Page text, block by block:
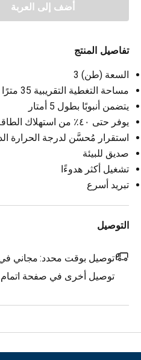
أضف إلى العربة
تفاصيل المنتج
السعة (طن) 3
مساحة التغطية التقريبية 35 مترًا مربعًا
يتضمن أنبوبًا بطول 5 أمتار
يوفر حتى ٤٠٪ من استهلاك الطاقة
استقرار مُحسَّن لدرجة الحرارة
صديق للبيئة
تشغيل أكثر هدوءًا
تبريد أسرع
التوصيل
توصيل بوقت محدد: مجاني في
توصيل أخرى في صفحة